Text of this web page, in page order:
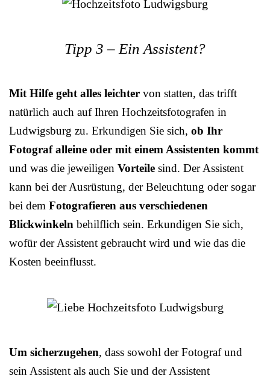
Tipp 3 – Ein Assistent?
Mit Hilfe geht alles leichter von statten, das trifft
natürlich auch auf Ihren Hochzeitsfotografen in
Ludwigsburg zu. Erkundigen Sie sich, ob Ihr
Fotograf alleine oder mit einem Assistenten kommt
und was die jeweiligen Vorteile sind. Der Assistent
kann bei der Ausrüstung, der Beleuchtung oder sogar
bei dem Fotografieren aus verschiedenen
Blickwinkeln behilflich sein. Erkundigen Sie sich,
wofür der Assistent gebraucht wird und wie das die
Kosten beeinflusst.
Um sicherzugehen, dass sowohl der Fotograf und
sein Assistent als auch Sie und der Assistent